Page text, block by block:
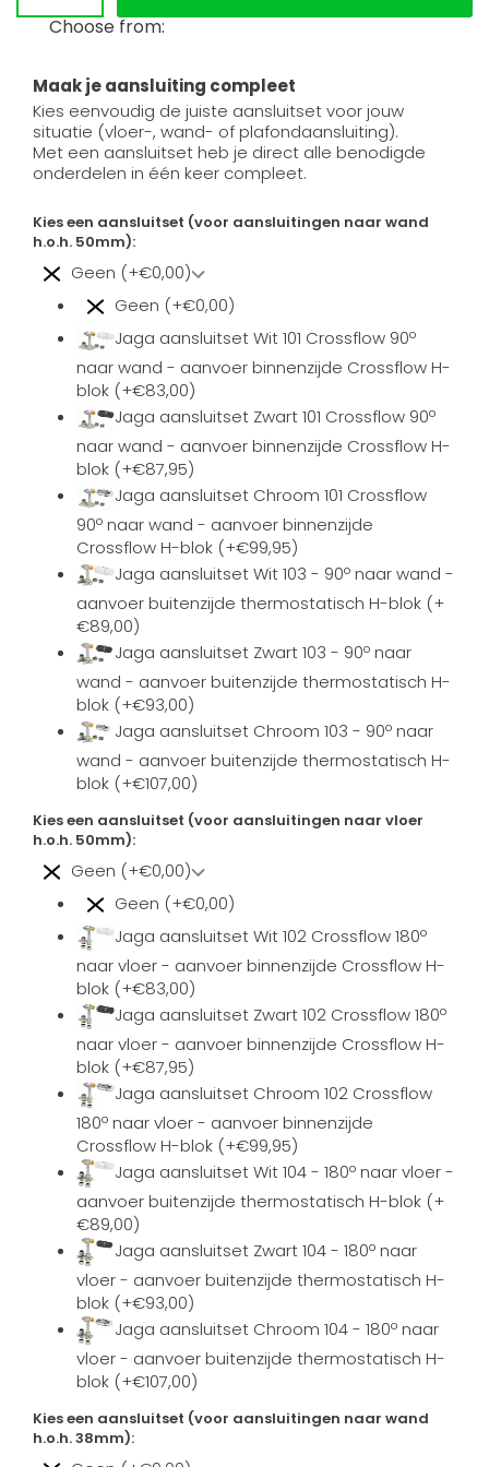
Choose from:
Maak je aansluiting compleet
Kies eenvoudig de juiste aansluitset voor jouw
situatie (vloer-, wand- of plafondaansluiting).
Met een aansluitset heb je direct alle benodigde
onderdelen in één keer compleet.
Kies een aansluitset (voor aansluitingen naar wand
h.o.h. 50mm):
Geen (+€0,00)
Geen (+€0,00)
Jaga aansluitset Wit 101 Crossflow 90º
naar wand - aanvoer binnenzijde Crossflow H-
blok (+€83,00)
Jaga aansluitset Zwart 101 Crossflow 90º
naar wand - aanvoer binnenzijde Crossflow H-
blok (+€87,95)
Jaga aansluitset Chroom 101 Crossflow
90º naar wand - aanvoer binnenzijde
Crossflow H-blok (+€99,95)
Jaga aansluitset Wit 103 - 90º naar wand -
aanvoer buitenzijde thermostatisch H-blok (+
€89,00)
Jaga aansluitset Zwart 103 - 90º naar
wand - aanvoer buitenzijde thermostatisch H-
blok (+€93,00)
Jaga aansluitset Chroom 103 - 90º naar
wand - aanvoer buitenzijde thermostatisch H-
blok (+€107,00)
Kies een aansluitset (voor aansluitingen naar vloer
h.o.h. 50mm):
Geen (+€0,00)
Geen (+€0,00)
Jaga aansluitset Wit 102 Crossflow 180º
naar vloer - aanvoer binnenzijde Crossflow H-
blok (+€83,00)
Jaga aansluitset Zwart 102 Crossflow 180º
naar vloer - aanvoer binnenzijde Crossflow H-
blok (+€87,95)
Jaga aansluitset Chroom 102 Crossflow
180º naar vloer - aanvoer binnenzijde
Crossflow H-blok (+€99,95)
Jaga aansluitset Wit 104 - 180º naar vloer -
aanvoer buitenzijde thermostatisch H-blok (+
€89,00)
Jaga aansluitset Zwart 104 - 180º naar
vloer - aanvoer buitenzijde thermostatisch H-
blok (+€93,00)
Jaga aansluitset Chroom 104 - 180º naar
vloer - aanvoer buitenzijde thermostatisch H-
blok (+€107,00)
Kies een aansluitset (voor aansluitingen naar wand
h.o.h. 38mm):